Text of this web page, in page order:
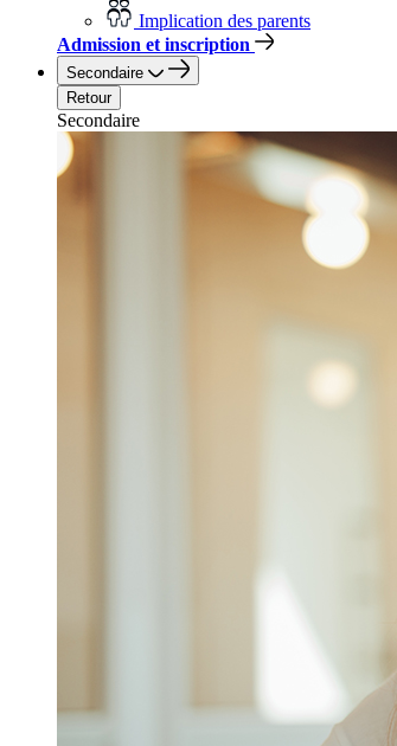
Implication des parents
Admission et inscription
Secondaire
Retour
Secondaire